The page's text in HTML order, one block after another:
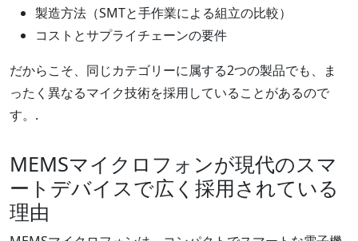
製造方法（SMTと手作業による組立の比較）
コストとサプライチェーンの要件
だからこそ、同じカテゴリーに属する2つの製品でも、ま
ったく異なるマイク技術を採用していることがあるので
す。.
MEMSマイクロフォンが現代のスマ
ートデバイスで広く採用されている
理由